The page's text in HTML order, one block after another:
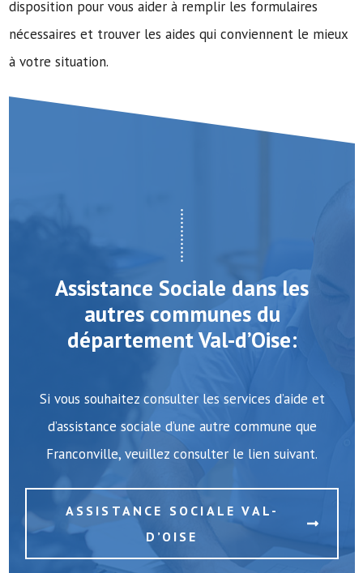
disposition pour vous aider à remplir les formulaires
nécessaires et trouver les aides qui conviennent le mieux
à votre situation.
Assistance Sociale dans les
autres communes du
département Val-d’Oise:
Si vous souhaitez consulter les services d’aide et
d’assistance sociale d’une autre commune que
Franconville, veuillez consulter le lien suivant.
ASSISTANCE SOCIALE VAL-
D’OISE